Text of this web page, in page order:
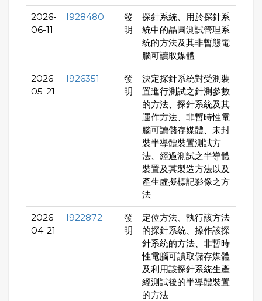
2026-
06-11
I928480
發
明
探針系統、用於探針系
統中的晶圓測試管理系
統的方法及其非暫態電
腦可讀取媒體
2026-
05-21
I926351
發
明
決定探針系統對受測裝
置進行測試之針測參數
的方法、探針系統及其
運作方法、非暫時性電
腦可讀儲存媒體、未封
裝半導體裝置測試方
法、經過測試之半導體
裝置及其製造方法以及
產生虛擬標記影像之方
法
2026-
04-21
I922872
發
明
定位方法、執行該方法
的探針系統、操作該探
針系統的方法、非暫時
性電腦可讀取儲存媒體
及利用該探針系統生產
經測試後的半導體裝置
的方法